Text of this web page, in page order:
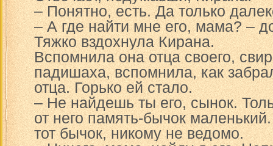
– Понятно, есть. Да только
– А где найти мне его, мама? –
Тяжко вздохнула Кирана.
Вспомнила она отца своего,
падишаха, вспомнила, как
отца. Горько ей стало.
– Не найдешь ты его, сынок.
от него память-бычок
тот бычок, никому не ведомо.